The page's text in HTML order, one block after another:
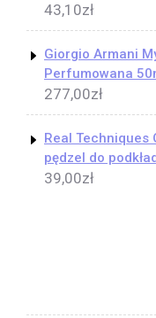
43,10zł
Giorgio Armani
Perfumowana
277,00zł
Real Techniques
pędzel do
39,00zł